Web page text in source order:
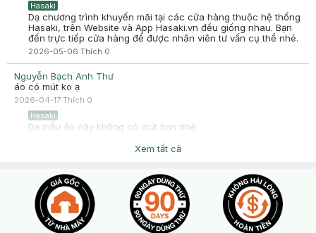
Hasaki
Dạ chương trình khuyến mãi tại các cửa hàng thuộc hệ thống
Hasaki, trên Website và App Hasaki.vn đều giống nhau. Bạn
đến trực tiếp cửa hàng để được nhân viên tư vấn cụ thể nhé.
2026-05-06 Thích 0
Nguyễn Bạch Anh Thư
áo có mút ko ạ
2026-04-17 Thích 0
Hasaki
Dạ mẫu áo này không có mút bạn nhé
Xem tất cả